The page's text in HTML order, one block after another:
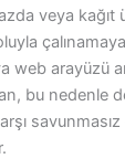
veya kağıt
arayüzü
bu nedenle